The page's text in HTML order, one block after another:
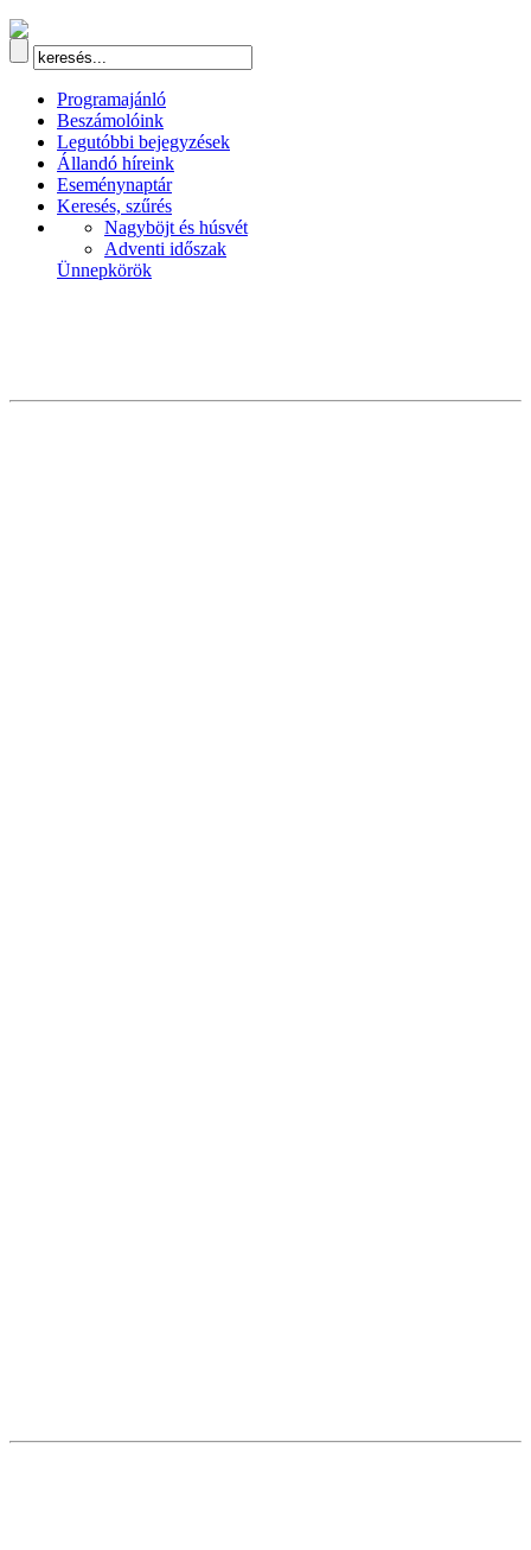
Programajánló
Beszámolóink
Legutóbbi bejegyzések
Állandó híreink
Eseménynaptár
Keresés, szűrés
Nagyböjt és húsvét
Adventi időszak
Ünnepkörök